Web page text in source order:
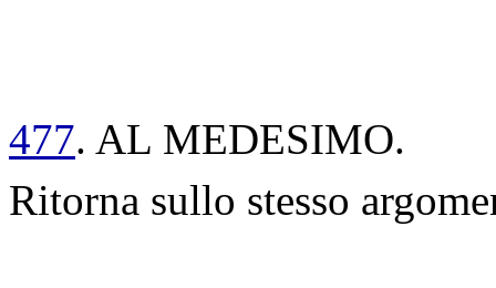
477. AL MEDESIMO.
Ritorna sullo stesso